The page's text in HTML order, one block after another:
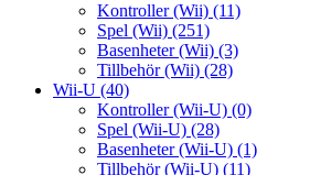
Kontroller (Wii) (11)
Spel (Wii) (251)
Basenheter (Wii) (3)
Tillbehör (Wii) (28)
Wii-U (40)
Kontroller (Wii-U) (0)
Spel (Wii-U) (28)
Basenheter (Wii-U) (1)
Tillbehör (Wii-U) (11)